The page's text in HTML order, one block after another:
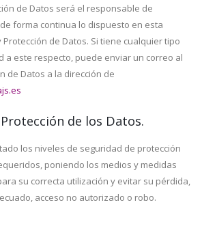
de Datos será el responsable de
forma continua lo dispuesto en esta
Protección de Datos. Si tiene cualquier tipo
a este respecto, puede enviar un correo al
de Datos a la dirección de
de los Datos.
los niveles de seguridad de protección
poniendo los medios y medidas
su correcta utilización y evitar su pérdida,
acceso no autorizado o robo.